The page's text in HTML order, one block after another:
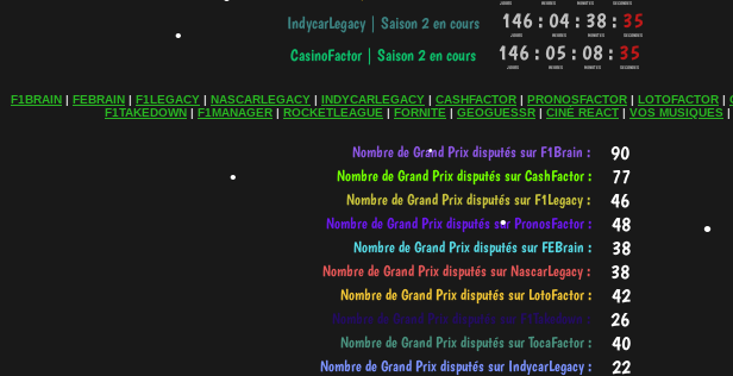
F1BRAIN | FEBRAIN | F1LEGACY | NASCARLEGACY | INDYCARLEGACY | CASHFACTOR | PRONOSFACTOR | LOTOFACTOR |
F1TAKEDOWN | F1MANAGER | ROCKETLEAGUE | FORNITE | GEOGUESSR | CINÉ REACT | VOS MUSIQUES |
•
•
•